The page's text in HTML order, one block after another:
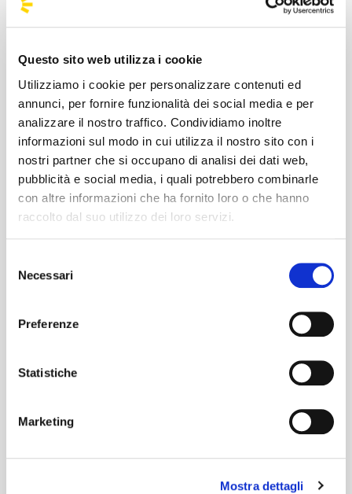
Questo sito web utilizza i cookie
Utilizziamo i cookie per personalizzare contenuti ed
annunci, per fornire funzionalità dei social media e per
analizzare il nostro traffico. Condividiamo inoltre
informazioni sul modo in cui utilizza il nostro sito con i
nostri partner che si occupano di analisi dei dati web,
pubblicità e social media, i quali potrebbero combinarle
con altre informazioni che ha fornito loro o che hanno
raccolto dal suo utilizzo dei loro servizi.
delNecessari
Preferenze
Statistiche
Marketing
Mostra dettagli
di pagare cifre astronomiche per un
Viaggio con altri ENGENE:
perfetta per conoscere persone che
condividono la tua stessa ossessione per
Heeseung, Jay, Jake, Sunghoon, Sunoo,
Jungwon o Ni-ki. Non viaggerai con
sconosciuti, ma con una nuova "family".
Ritorno dopo lo show senza il caos della
metro o del treno: Non dovrai uscire
"Future Perfect" meritano di essere viste
fino all'ultimo secondo!) per paura di
Non restare a terra: riserva il tuo posto a
bordo e preparati a una notte leggendaria
con gli altri ENGENE della zona!